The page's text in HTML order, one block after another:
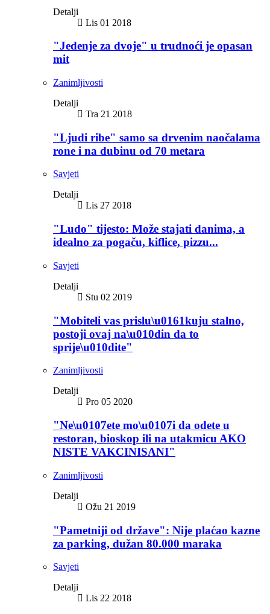
Detalji
Lis 01 2018
"Jedenje za dvoje" u trudnoći je opasan
mit
Zanimljivosti
Detalji
Tra 21 2018
"Ljudi ribe" samo sa drvenim naočalama
rone i na dubinu od 70 metara
Savjeti
Detalji
Lis 27 2018
"Ludo" tijesto: Može stajati danima, a
idealno za pogaču, kiflice, pizzu...
Savjeti
Detalji
Stu 02 2019
"Mobiteli vas prislu\u0161kuju stalno,
postoji ovaj na\u010din da to
sprije\u010dite"
Zanimljivosti
Detalji
Pro 05 2020
"Ne\u0107ete mo\u0107i da odete u
restoran, bioskop ili na utakmicu AKO
NISTE VAKCINISANI"
Zanimljivosti
Detalji
Ožu 21 2019
"Pametniji od države": Nije plaćao kazne
za parking, dužan 80.000 maraka
Savjeti
Detalji
Lis 22 2018